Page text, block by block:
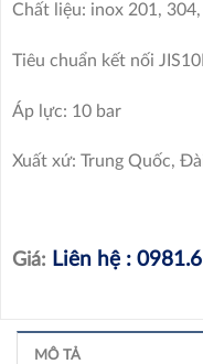
Chất liệu: inox 201,
Tiêu chuẩn kết nối
Áp lực: 10 bar
Xuất xứ: Trung Quốc,
Giá: Liên hệ :
MÔ TẢ